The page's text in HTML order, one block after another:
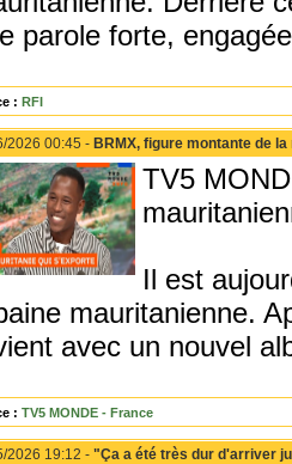
parole forte,
: RFI
2026 00:45 - BRMX, figure montante de
TV5
Il est
mauritanienne.
avec un nouvel
: TV5 MONDE - France
2026 19:12 - "Ça a été très dur d'arriver